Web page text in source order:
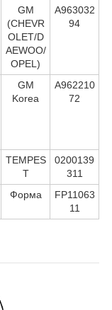
GM
(CHEVR
OLET/D
AEWOO/
OPEL)
A963032
94
GM
Korea
A962210
72
TEMPES
T
0200139
311
Форма
FP11063
11